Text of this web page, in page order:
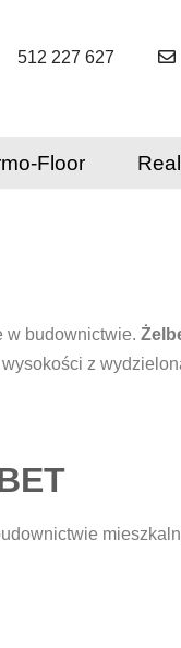
512 227 627
Floor
w budownictwie.
z